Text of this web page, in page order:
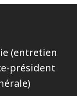
(entretien
président